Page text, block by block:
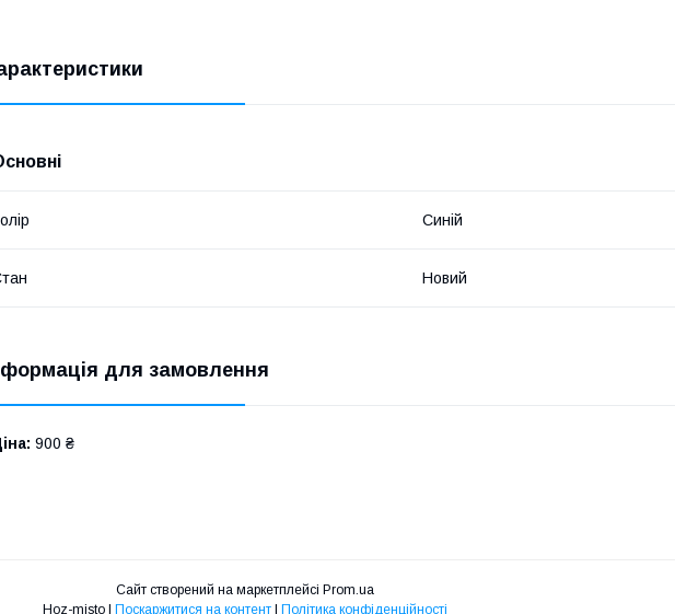
Синій
Новий
для замовлення
900 ₴
Сайт створений на маркетплейсі Prom.ua
Поскаржитися на контент Політика конфіденційності